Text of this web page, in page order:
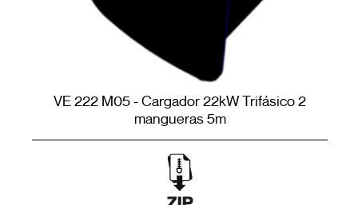
VE 222 M05 - Cargador 22kW Trifásico 2
mangueras 5m